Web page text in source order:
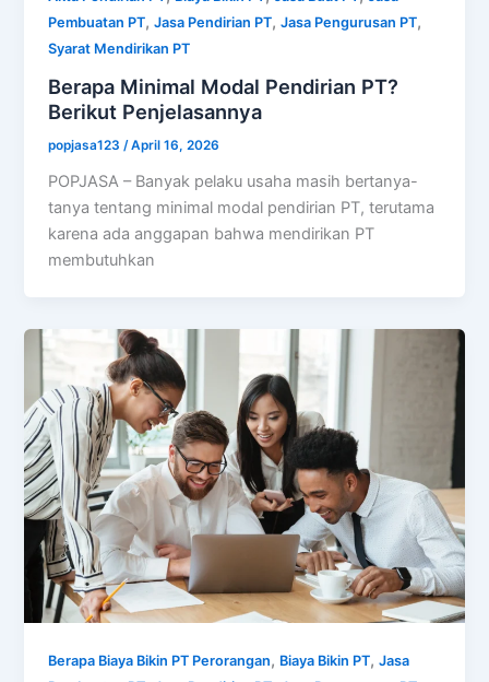
Pembuatan PT,Jasa Pendirian PT,Jasa Pengurusan PT,
Syarat Mendirikan PT
Berapa Minimal Modal Pendirian PT?
Berikut Penjelasannya
popjasa123/April 16, 2026
POPJASA – Banyak pelaku usaha masih bertanya-
tanya tentang minimal modal pendirian PT, terutama
karena ada anggapan bahwa mendirikan PT
membutuhkan
Berapa Biaya Bikin PT Perorangan, Biaya Bikin PT,Jasa